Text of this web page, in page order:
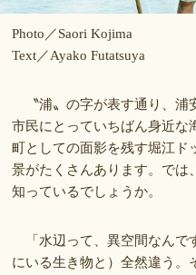
Photo／Saori Kojima
Text／Ayako Futatsuya
〝浦〟の字が表す通り、浦
市民にとっていちばん身近な
町としての面影を残す堀江
景がたくさんあります。では
知っているでしょうか。
「水辺って、異空間なんで
にいる生き物と）全然違う。